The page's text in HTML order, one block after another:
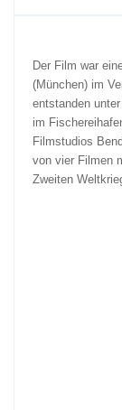
Der Film war
(München) im
entstanden
im
Filmstudios
von vier Filmen
Zweiten